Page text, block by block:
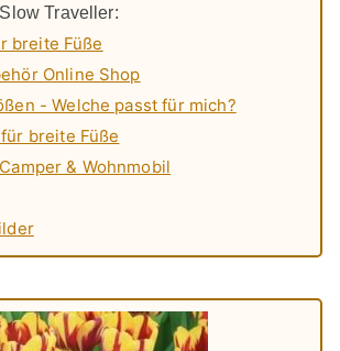
Traveller:
breite Füße
Online Shop
- Welche passt für mich?
breite Füße
& Wohnmobil